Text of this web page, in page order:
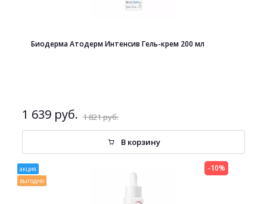
Биодерма Атодерм Интенсив Гель-крем 200 мл
1 639 руб. 1 821 руб.
В корзину
акция
выгодно
-10%